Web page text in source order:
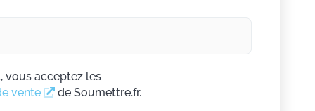
vous acceptez les
vente
de Soumettre.fr.